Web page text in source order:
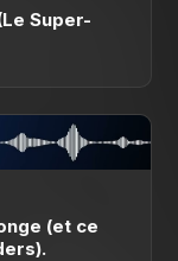
Super-
(et ce